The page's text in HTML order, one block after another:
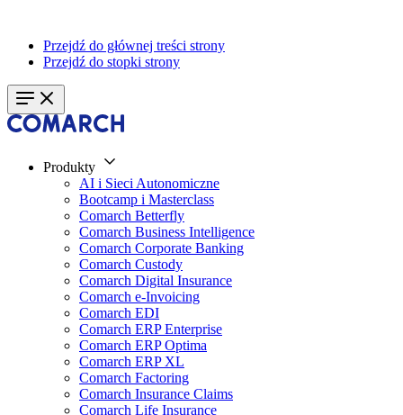
Przejdź do głównej treści strony
Przejdź do stopki strony
Produkty
AI i Sieci Autonomiczne
Bootcamp i Masterclass
Comarch Betterfly
Comarch Business Intelligence
Comarch Corporate Banking
Comarch Custody
Comarch Digital Insurance
Comarch e-Invoicing
Comarch EDI
Comarch ERP Enterprise
Comarch ERP Optima
Comarch ERP XL
Comarch Factoring
Comarch Insurance Claims
Comarch Life Insurance